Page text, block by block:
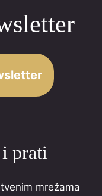
prati
mrežama